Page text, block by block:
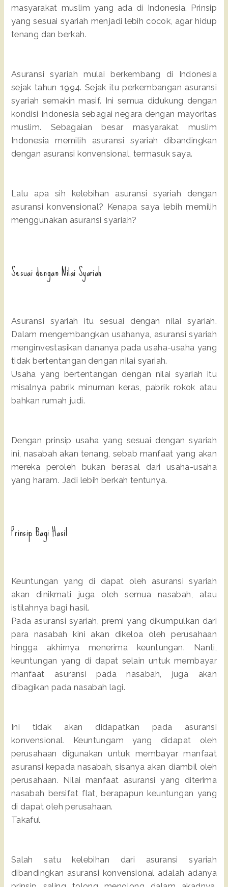
masyarakat muslim yang ada di Indonesia. Prinsip
yang sesuai syariah menjadi lebih cocok, agar hidup
tenang dan berkah.
Asuransi syariah mulai berkembang di Indonesia
sejak tahun 1994. Sejak itu perkembangan asuransi
syariah semakin masif. Ini semua didukung dengan
kondisi Indonesia sebagai negara dengan mayoritas
muslim. Sebagaian besar masyarakat muslim
Indonesia memilih asuransi syariah dibandingkan
dengan asuransi konvensional, termasuk saya.
Lalu apa sih kelebihan asuransi syariah dengan
asuransi konvensional? Kenapa saya lebih memilih
menggunakan asuransi syariah?
Sesuai dengan Nilai Syariah
Asuransi syariah itu sesuai dengan nilai syariah.
Dalam mengembangkan usahanya, asuransi syariah
menginvestasikan dananya pada usaha-usaha yang
tidak bertentangan dengan nilai syariah.
Usaha yang bertentangan dengan nilai syariah itu
misalnya pabrik minuman keras, pabrik rokok atau
bahkan rumah judi.
Dengan prinsip usaha yang sesuai dengan syariah
ini, nasabah akan tenang, sebab manfaat yang akan
mereka peroleh bukan berasal dari usaha-usaha
yang haram. Jadi lebih berkah tentunya.
Prinsip Bagi Hasil
Keuntungan yang di dapat oleh asuransi syariah
akan dinikmati juga oleh semua nasabah, atau
istilahnya bagi hasil.
Pada asuransi syariah, premi yang dikumpulkan dari
para nasabah kini akan dikeloa oleh perusahaan
hingga akhirnya menerima keuntungan. Nanti,
keuntungan yang di dapat selain untuk membayar
manfaat asuransi pada nasabah, juga akan
dibagikan pada nasabah lagi.
Ini tidak akan didapatkan pada asuransi
konvensional. Keuntungam yang didapat oleh
perusahaan digunakan untuk membayar manfaat
asuransi kepada nasabah, sisanya akan diambil oleh
perusahaan. Nilai manfaat asuransi yang diterima
nasabah bersifat flat, berapapun keuntungan yang
di dapat oleh perusahaan.
Takaful
Salah satu kelebihan dari asuransi syariah
dibandingkan asuransi konvensional adalah adanya